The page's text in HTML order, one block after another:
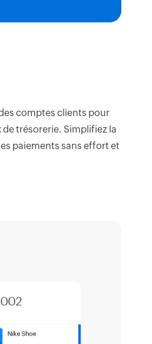
comptes clients pour
trésorerie. Simplifiez la
paiements sans effort et